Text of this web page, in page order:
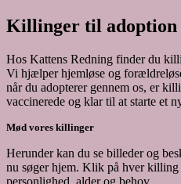
Killinger til
Hos Kattens Redning finder du
Vi hjælper hjemløse og
når du adopterer gennem os, er
vaccinerede og klar til at starte et
Mød vores killinger
Herunder kan du se billeder og
nu søger hjem. Klik på hver killing
personlighed, alder og behov.